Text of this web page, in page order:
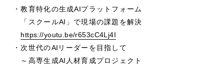
・教育特化の生成AIプラットフォーム
「スクールAI 」で現場の課題を解決
https://youtu.be/r653cC4Lj4I
・次世代のAI リーダーを目指して
～高専生成AI 人材育成プロジェクト